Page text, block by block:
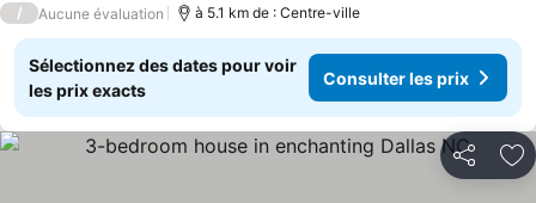
/ Aucune évaluation à 5.1 km de : Centre-ville
Sélectionnez des dates pour voir
les prix exacts
Consulter les prix
Partager